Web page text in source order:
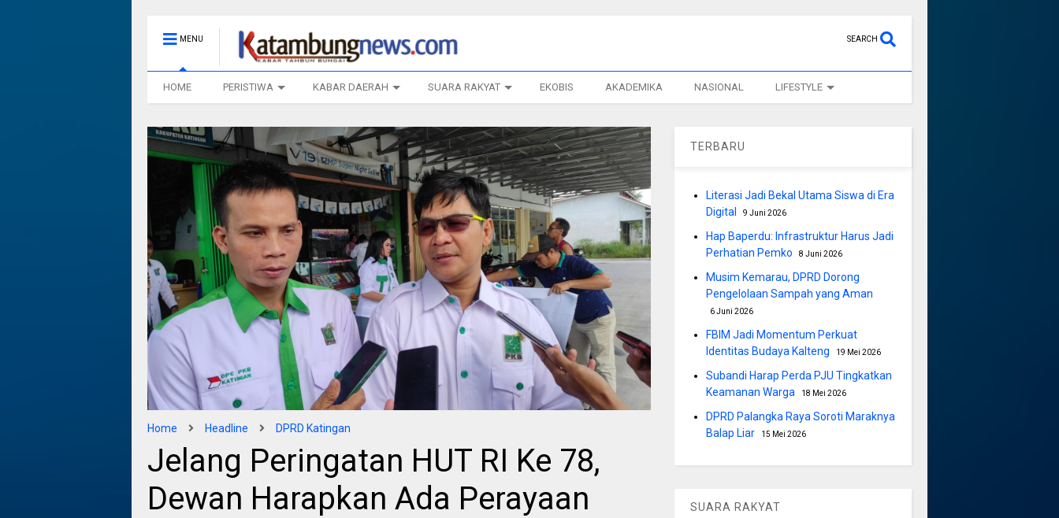
MENU SEARCH
HOME PERISTIWA KABAR DAERAH SUARA RAKYAT EKOBIS AKADEMIKA NASIONAL LIFESTYLE
Home Headline DPRD Katingan
Jelang Peringatan HUT RI Ke 78,
Dewan Harapkan Ada Perayaan
TERBARU
Literasi Jadi Bekal Utama Siswa di Era
Digital
9 Juni 2026
Hap Baperdu: Infrastruktur Harus Jadi
Perhatian Pemko
8 Juni 2026
Musim Kemarau, DPRD Dorong
Pengelolaan Sampah yang Aman
6 Juni 2026
FBIM Jadi Momentum Perkuat
Identitas Budaya Kalteng
19 Mei 2026
Subandi Harap Perda PJU Tingkatkan
Keamanan Warga
18 Mei 2026
DPRD Palangka Raya Soroti Maraknya
Balap Liar
15 Mei 2026
SUARA RAKYAT